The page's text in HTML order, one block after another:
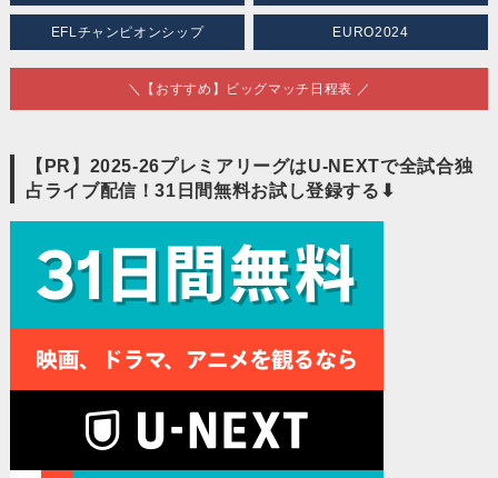
EFLチャンピオンシップ EURO2024
＼【おすすめ】ビッグマッチ日程表 ／
【PR】2025-26プレミアリーグはU-NEXTで全試合独
占ライブ配信！31日間無料お試し登録する⬇︎